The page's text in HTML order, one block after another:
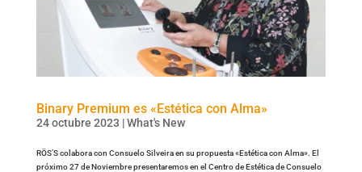
Binary Premium es «Estética con Alma»
24 octubre 2023 |What's New
RÖS’S colabora con Consuelo Silveira en su propuesta «Estética con Alma». El
próximo 27 de Noviembre presentaremos en el Centro de Estética de Consuelo